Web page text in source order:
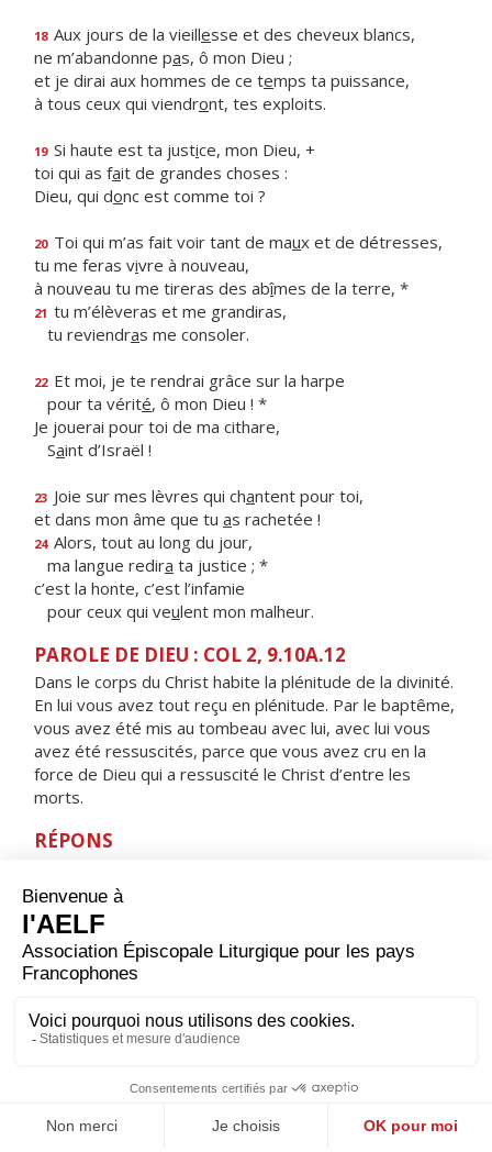
18 Aux jours de la vieillesse et des cheveux blancs,
ne m’abandonne pas, ô mon Dieu ;
et je dirai aux hommes de ce temps ta puissance,
à tous ceux qui viendront, tes exploits.
19 Si haute est ta justice, mon Dieu, +
toi qui as fait de grandes choses :
Dieu, qui donc est comme toi ?
20 Toi qui m’as fait voir tant de maux et de détresses,
tu me feras vivre à nouveau,
à nouveau tu me tireras des abîmes de la terre, *
21 tu m’élèveras et me grandiras,
tu reviendras me consoler.
22 Et moi, je te rendrai grâce sur la harpe
pour ta vérité, ô mon Dieu ! *
Je jouerai pour toi de ma cithare,
Saint d’Israël !
23 Joie sur mes lèvres qui chantent pour toi,
et dans mon âme que tu as rachetée !
24 Alors, tout au long du jour,
ma langue redira ta justice ; *
c’est la honte, c’est l’infamie
pour ceux qui veulent mon malheur.
PAROLE DE DIEU : COL 2, 9.10A.12
Dans le corps du Christ habite la plénitude de la divinité.
En lui vous avez tout reçu en plénitude. Par le baptême,
vous avez été mis au tombeau avec lui, avec lui vous
avez été ressuscités, parce que vous avez cru en la
force de Dieu qui a ressuscité le Christ d’entre les
morts.
RÉPONS
à la vue du Seigneur, alléluia.
ORAISON
Dieu qui montres aux égarés la lumière de ta vérité
pour qu’ils puissent reprendre le bon che­min, donne à
est indigne de ce nom et de rechercher ce qui lui fait